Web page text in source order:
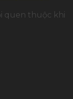
quen thuộc khi